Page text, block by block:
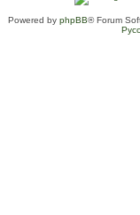
Powered by phpBB® Forum